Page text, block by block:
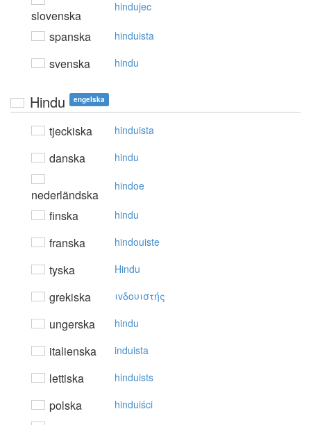
slovenska
hindujec
spanska hinduista
svenska hindu
Hindu engelska
tjeckiska hinduista
danska hindu
nederländska
hindoe
finska hindu
franska hindouiste
tyska Hindu
grekiska ιvδoυιστής
ungerska hindu
italienska induista
lettiska hinduists
polska hinduiści